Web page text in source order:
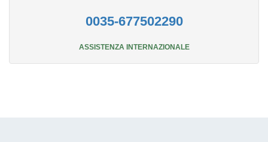
0035-677502290
ASSISTENZA INTERNAZIONALE